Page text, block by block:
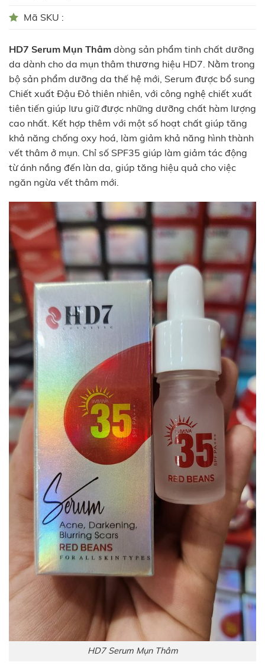
Mã SKU :
HD7 Serum Mụn Thâm dòng sản phẩm tinh chất dưỡng
da dành cho da mụn thâm thương hiệu HD7. Nằm trong
bộ sản phẩm dưỡng da thế hệ mới, Serum được bổ sung
Chiết xuất Đậu Đỏ thiên nhiên, với công nghệ chiết xuất
tiên tiến giúp lưu giữ được những dưỡng chất hàm lượng
cao nhất. Kết hợp thêm với một số hoạt chất giúp tăng
khả năng chống oxy hoá, làm giảm khả năng hình thành
vết thâm ở mụn. Chỉ số SPF35 giúp làm giảm tác động
từ ánh nắng đến làn da, giúp tăng hiệu quả cho việc
ngăn ngừa vết thâm mới.
HD7 Serum Mụn Thâm